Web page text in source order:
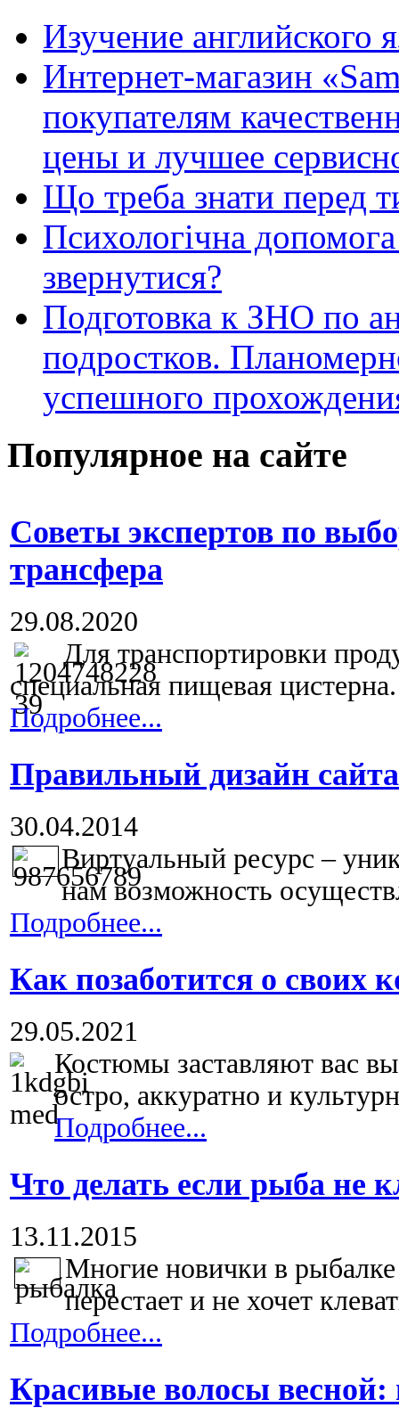
Изучение английского
Интернет-магазин
покупателям
цены и лучшее
Що треба знати перед
Психологічна
звернутися?
Подготовка к ЗНО по
подростков.
успешного
Популярное на сайте
Советы экспертов по
трансфера
29.08.2020
Для транспортировки
специальная пищевая
Подробнее...
Правильный дизайн сайта
30.04.2014
Виртуальный ресурс –
нам возможность
Подробнее...
Как позаботится о своих
29.05.2021
Костюмы заставляют вас
остро, аккуратно и
Подробнее...
Что делать если рыба не
13.11.2015
Многие новички в рыбалке
перестает и не хочет
Подробнее...
Красивые волосы